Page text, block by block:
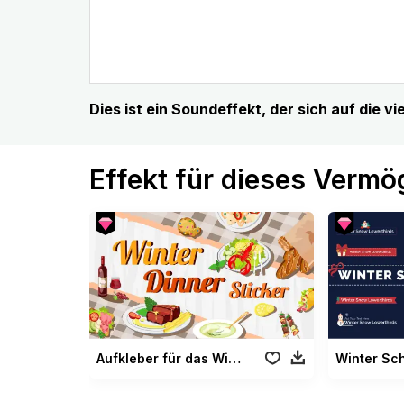
Dies ist ein Soundeffekt, der sich auf die
Effekt für dieses
Aufkleber für das Winteressen